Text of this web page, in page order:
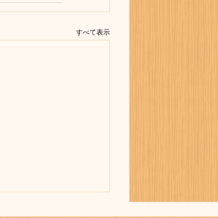
すべて表示